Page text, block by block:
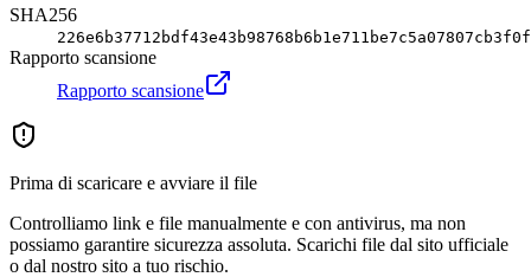
SHA256
Rapporto scansione
Rapporto scansione
Prima di scaricare e avviare il file
Controlliamo link e file manualmente e con antivirus, ma non
possiamo garantire sicurezza assoluta. Scarichi file dal sito ufficiale
o dal nostro sito a tuo rischio.